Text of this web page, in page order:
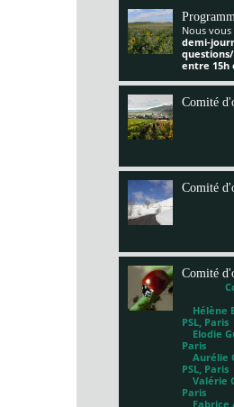
Nous
demi-
entre 15h
Comité
Comité
Comité
Hélène
PSL, Paris
Elodie
Paris
Aurélie
PSL, Paris
Valérie
Paris
Fabrice